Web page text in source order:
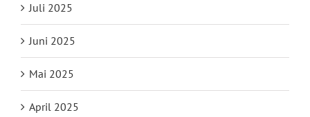
Juli 2025
Juni 2025
Mai 2025
April 2025